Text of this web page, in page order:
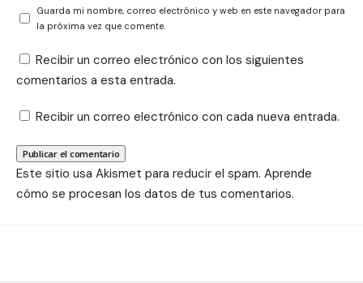
Guarda mi nombre, correo electrónico y web en este navegador para
la próxima vez que comente.
Recibir un correo electrónico con los siguientes
comentarios a esta entrada.
Recibir un correo electrónico con cada nueva entrada.
Este sitio usa Akismet para reducir el spam. Aprende
cómo se procesan los datos de tus comentarios.